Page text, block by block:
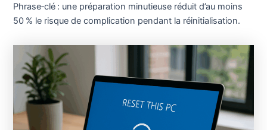
Phrase‑clé : une préparation minutieuse réduit d’au moins
50 % le risque de complication pendant la réinitialisation.